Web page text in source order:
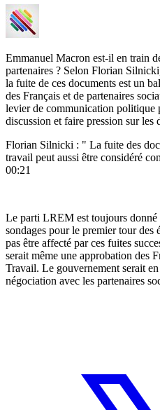
Emmanuel Macron est-il en train
partenaires ? Selon Florian
la fuite de ces documents est un
des Français et de partenaires
levier de communication politique
discussion et faire pression sur les
Florian Silnicki : " La fuite des
travail peut aussi être considéré
00:21
Le parti LREM est toujours donné
sondages pour le premier tour des
pas être affecté par ces fuites
serait même une approbation des
Travail. Le gouvernement serait
négociation avec les partenaires